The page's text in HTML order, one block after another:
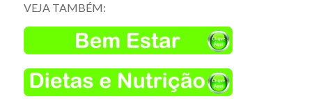
VEJA TAMBÉM: